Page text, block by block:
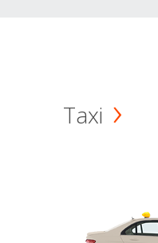
Taxi